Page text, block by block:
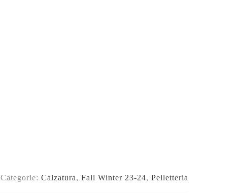
Categorie: Calzatura, Fall Winter 23-24, Pelletteria